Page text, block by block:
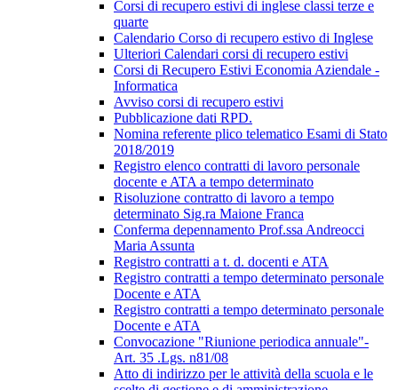
Corsi di recupero estivi di inglese classi terze e
quarte
Calendario Corso di recupero estivo di Inglese
Ulteriori Calendari corsi di recupero estivi
Corsi di Recupero Estivi Economia Aziendale -
Informatica
Avviso corsi di recupero estivi
Pubblicazione dati RPD.
Nomina referente plico telematico Esami di Stato
2018/2019
Registro elenco contratti di lavoro personale
docente e ATA a tempo determinato
Risoluzione contratto di lavoro a tempo
determinato Sig.ra Maione Franca
Conferma depennamento Prof.ssa Andreocci
Maria Assunta
Registro contratti a t. d. docenti e ATA
Registro contratti a tempo determinato personale
Docente e ATA
Registro contratti a tempo determinato personale
Docente e ATA
Convocazione "Riunione periodica annuale"-
Art. 35 .Lgs. n81/08
Atto di indirizzo per le attività della scuola e le